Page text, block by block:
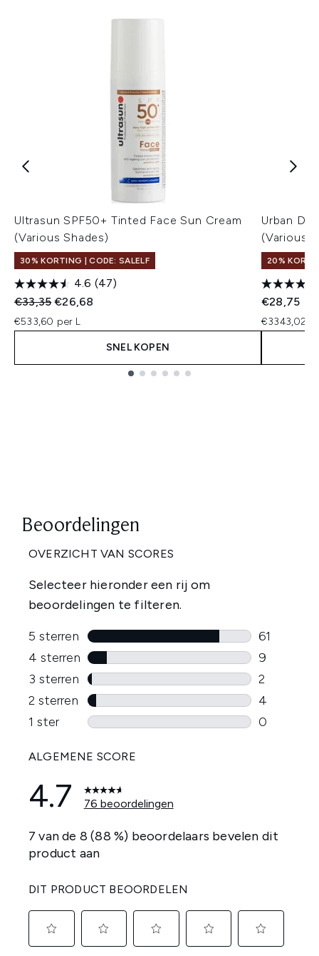
Ultrasun SPF50+ Tinted Face Sun Cream
(Various Shades)
30% KORTING | CODE: SALELF
4.6 (47)
Recommended Retail Price:
€33,35Huidige prijs:
€26,68
€533,60 per L
SNEL KOPEN
Urban
(Various
20%
€28,75
€3343,02